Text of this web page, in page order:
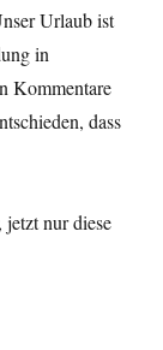
Urlaub ist
in
Kommentare
dass
jetzt nur diese